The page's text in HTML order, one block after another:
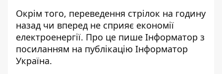
Окрім того, переведення стрілок на годину
назад чи вперед не сприяє економії
електроенергії. Про це пише Інформатор з
посиланням на публікацію Інформатор
Україна.